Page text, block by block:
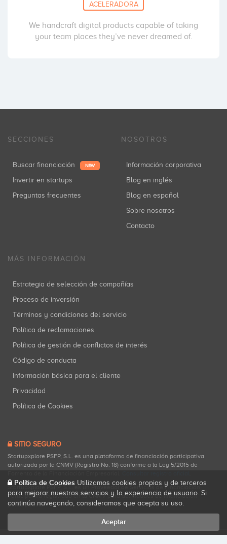
ACELERADORA
We handcraft digital products capable of taking
your team places they’ve never dreamed of.
SECCIONES
Buscar financiación NEW
Invertir en startups
Preguntas frecuentes
NOSOTROS
Información corporativa
Blog en inglés
Blog en español
Sobre nosotros
Contacto
MÁS INFORMACIÓN
Estrategia de selección de compañías
Proceso de inversión
Términos y condiciones del servicio
Política de reclamaciones
Política de gestión de conflictos de interés
Código de conducta
Información básica para el cliente
Privacidad
Política de Cookies
SITIO SEGURO
Startupxplore PSFP, S.L. es una plataforma de financiación participativa
autorizada por la CNMV (Registro No. 18) conforme a la Ley 5/2015 de
Startupxplore PSFP, S.L. es un Proveedor de Servicios de Financiación
Participativa registrado en la CNMV para actividades de financiación
participativa.
Política de Cookies Utilizamos cookies propias y de terceros
para mejorar nuestros servicios y la experiencia de usuario. Si
continúa navegando, consideramos que acepta su uso.
Aceptar